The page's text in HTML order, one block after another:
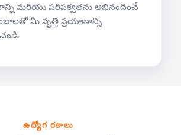
మరియు పరిపక్వతను అభినందించే
మీ వృత్తి ప్రయాణాన్ని
ఉద్యోగ రకాలు